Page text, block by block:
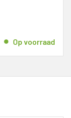
Op voorraad